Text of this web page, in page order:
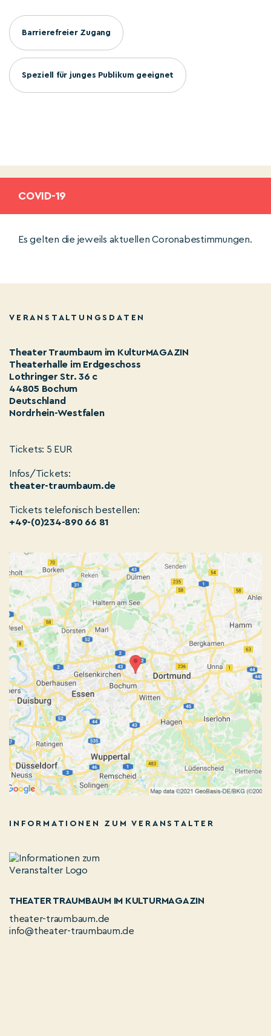
Barrierefreier Zugang
Speziell für junges Publikum geeignet
COVID-19
Es gelten die jeweils aktuellen Coronabestimmungen.
VERANSTALTUNGSDATEN
Theater Traumbaum im KulturMAGAZIN
Theaterhalle im Erdgeschoss
Lothringer Str. 36 c
44805 Bochum
Deutschland
Nordrhein-Westfalen
Tickets: 5 EUR
Infos/Tickets:
theater-traumbaum.de
Tickets telefonisch bestellen:
+49-(0)234-890 66 81
INFORMATIONEN ZUM VERANSTALTER
THEATER TRAUMBAUM IM KULTURMAGAZIN
theater-traumbaum.de
info@theater-traumbaum.de